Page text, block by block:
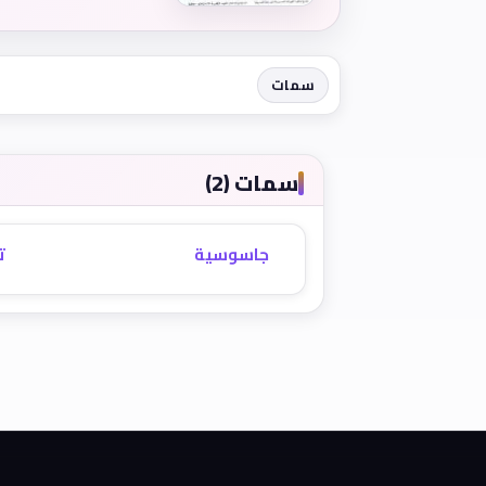
سمات
سمات (2)
جاسوسية